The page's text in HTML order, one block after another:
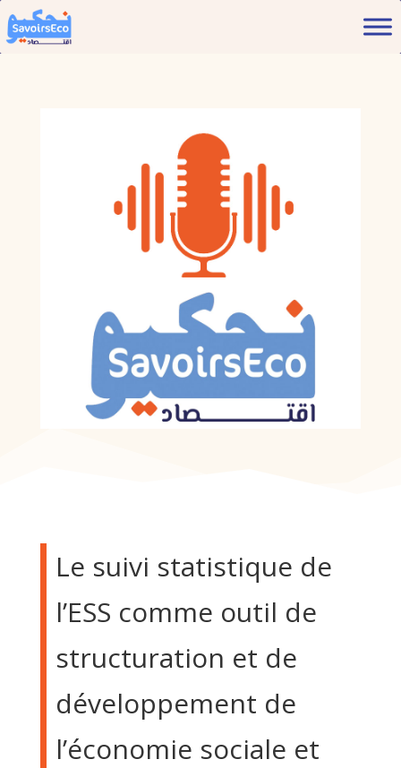
Le suivi statistique de
l’ESS comme outil de
structuration et de
développement de
l’économie sociale et